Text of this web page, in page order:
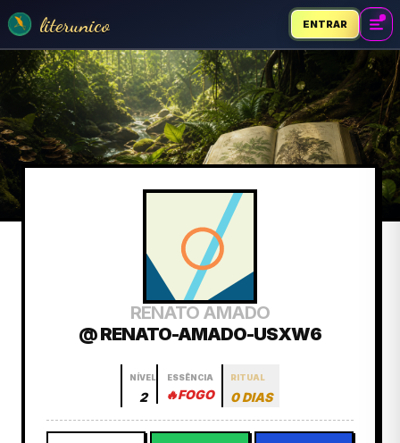
literunico ENTRAR
RENATO AMADO
@ RENATO-AMADO-USXW6
NÍVEL
2
ESSÊNCIA
🔥FOGO
RITUAL
0 DIAS